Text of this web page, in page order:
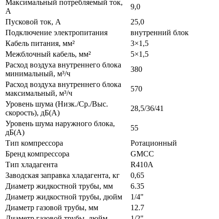
Максимальный потребляемый ток,
А
9,0
Пусковой ток, А
25,0
Подключение электропитания
внутренний блок
Кабель питания, мм²
3×1,5
Межблочный кабель, мм²
5×1,5
Расход воздуха внутреннего блока
минимальный, м³/ч
380
Расход воздуха внутреннего блока
максимальный, м³/ч
570
Уровень шума (Низк./Ср./Выс.
скорость), дБ(А)
28,5/36/41
Уровень шума наружного блока,
дБ(А)
55
Тип компрессора
Ротационный
Бренд компрессора
GMCC
Тип хладагента
R410A
Заводская заправка хладагента, кг
0,65
Диаметр жидкостной трубы, мм
6.35
Диаметр жидкостной трубы, дюйм
1/4"
Диаметр газовой трубы, мм
12.7